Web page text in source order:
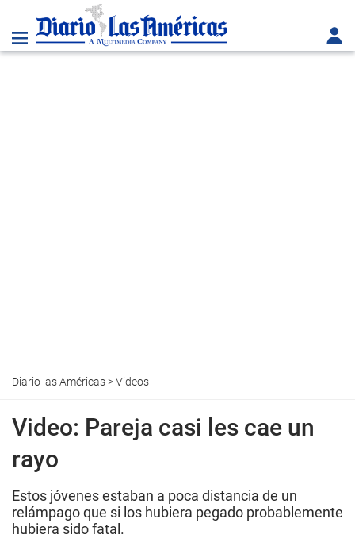
Diario las Américas>Videos
Video: Pareja casi les cae un
rayo
Estos jóvenes estaban a poca distancia de un
relámpago que si los hubiera pegado probablemente
hubiera sido fatal.